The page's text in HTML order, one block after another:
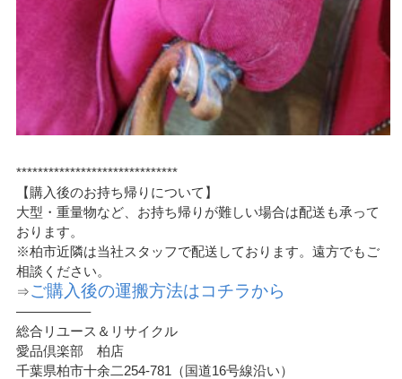
******************************
【購入後のお持ち帰りについて】
大型・重量物など、お持ち帰りが難しい場合は配送も承って
おります。
※柏市近隣は当社スタッフで配送しております。遠方でもご
相談ください。
⇒ご購入後の運搬方法はコチラから
—————–
総合リユース＆リサイクル
愛品倶楽部 柏店
千葉県柏市十余二254-781（国道16号線沿い）